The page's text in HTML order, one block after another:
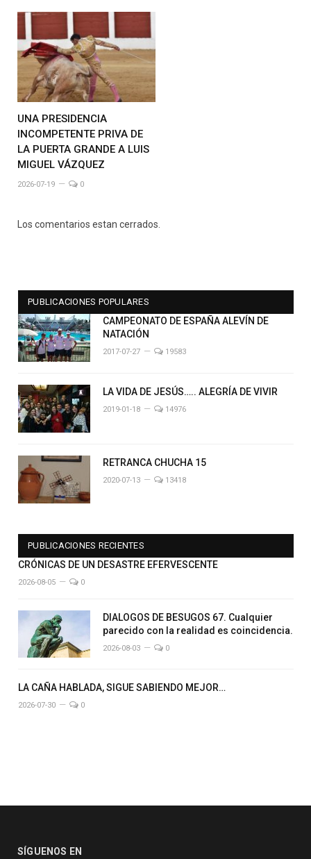
UNA PRESIDENCIA
INCOMPETENTE PRIVA DE
LA PUERTA GRANDE A LUIS
MIGUEL VÁZQUEZ
2026-07-19 0
Los comentarios estan cerrados.
PUBLICACIONES POPULARES
CAMPEONATO DE ESPAÑA ALEVÍN DE
NATACIÓN
2017-07-27 19583
LA VIDA DE JESÚS….. ALEGRÍA DE VIVIR
2019-01-18 14976
RETRANCA CHUCHA 15
2020-07-13 13418
PUBLICACIONES RECIENTES
CRÓNICAS DE UN DESASTRE EFERVESCENTE
2026-08-05 0
DIALOGOS DE BESUGOS 67. Cualquier
parecido con la realidad es coincidencia.
2026-08-03 0
LA CAÑA HABLADA, SIGUE SABIENDO MEJOR…
2026-07-30 0
SÍGUENOS EN